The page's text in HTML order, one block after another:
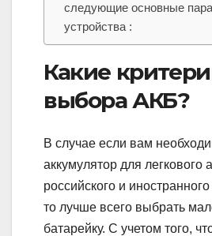
следующие основные
устройства :
Какие
выбора АКБ?
В случае если вам
аккумулятор для легкового
российского и
то лучше всего выбрать
батарейку. С учетом того,